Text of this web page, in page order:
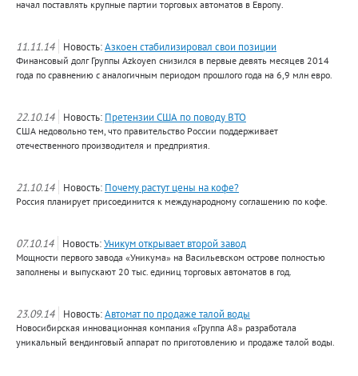
начал поставлять крупные партии торговых автоматов в Европу.
11.11.14 Новость:Азкоен стабилизировал свои позиции
Финансовый долг Группы Azkoyen снизился в первые девять месяцев 2014
года по сравнению с аналогичным периодом прошлого года на 6,9 млн евро.
22.10.14 Новость: Претензии США по поводу ВТО
США недовольно тем, что правительство России поддерживает
отечественного производителя и предприятия.
21.10.14 Новость: Почему растут цены на кофе?
Россия планирует присоединится к международному соглашению по кофе.
07.10.14 Новость:Уникум открывает второй завод
Мощности первого завода «Уникума» на Васильевском острове полностью
заполнены и выпускают 20 тыс. единиц торговых автоматов в год.
23.09.14 Новость:Автомат по продаже талой воды
Новосибирская инновационная компания «Группа А8» разработала
уникальный вендинговый аппарат по приготовлению и продаже талой воды.